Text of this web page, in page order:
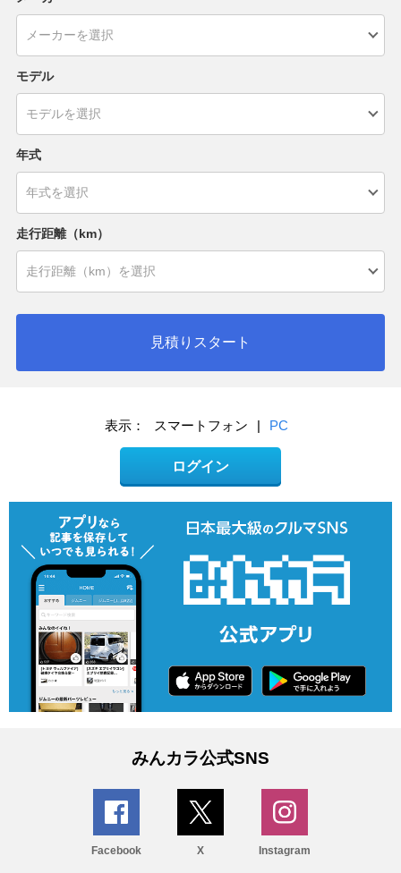
モデル
年式
走行距離（km）
見積りスタート
表示： スマートフォン PC
ログイン
みんカラ公式SNS
Facebook X Instagram